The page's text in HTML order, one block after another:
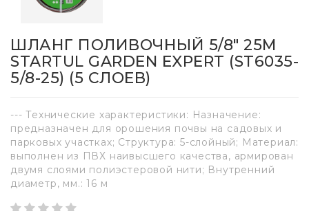
ШЛАНГ ПОЛИВОЧНЫЙ 5/8" 25М
STARTUL GARDEN EXPERT (ST6035-
5/8-25) (5 СЛОЕВ)
--- Технические характеристики: Назначение:
предназначен для орошения почвы на садовых и
парковых участках; Структура: 5-слойный; Материал:
выполнен из ПВХ наивысшего качества, армирован
двумя слоями полиэстеровой нити; Внутренний
диаметр, мм.: 16 м